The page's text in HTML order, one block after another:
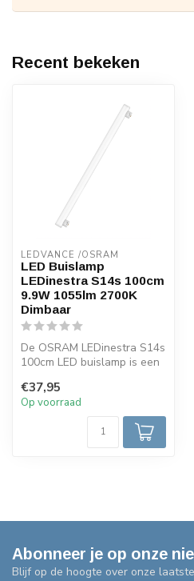
Recent bekeken
LEDVANCE /OSRAM
LED Buislamp
LEDinestra S14s 100cm
9.9W 1055lm 2700K
Dimbaar
De OSRAM LEDinestra S14s
100cm LED buislamp is een
vervanger...
€37,95
Op voorraad
Abonneer je op onze
Blijf op de hoogte over onze